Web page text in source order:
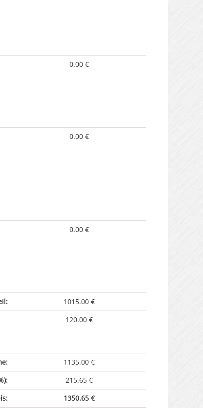
0.00 €
0.00 €
0.00 €
1015.00 €
120.00 €
1135.00 €
215.65 €
1350.65 €